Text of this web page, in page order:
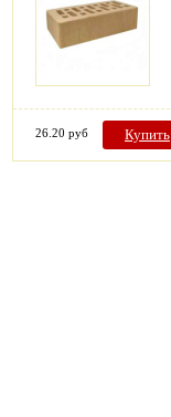
26.20 руб Купить